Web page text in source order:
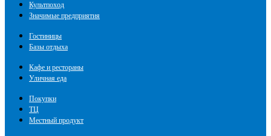
Культпоход
Значимые предприятия
Гостиницы
Базы отдыха
Кафе и рестораны
Уличная еда
Покупки
ТЦ
Местный продукт